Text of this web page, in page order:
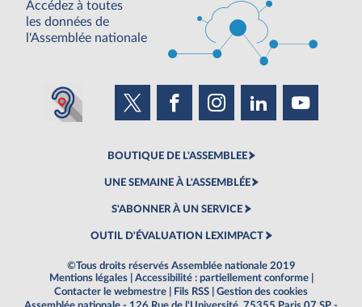
Accédez à toutes
les données de
l'Assemblée nationale
BOUTIQUE DE L'ASSEMBLEE
UNE SEMAINE À L'ASSEMBLÉE
S'ABONNER À UN SERVICE
OUTIL D'ÉVALUATION LEXIMPACT
©Tous droits réservés Assemblée nationale 2019
Mentions légales
Accessibilité : partiellement conforme
Contacter le webmestre
Fils RSS
Gestion des cookies
Assemblée nationale - 126 Rue de l'Université, 75355 Paris 07 SP -